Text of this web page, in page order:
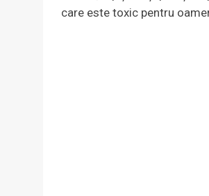
care este toxic pentru